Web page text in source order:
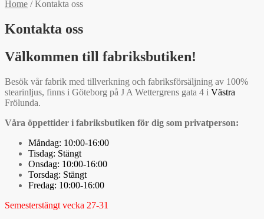
Home /Kontakta oss
Kontakta oss
Välkommen till fabriksbutiken!
Besök vår fabrik med tillverkning och fabriksförsäljning av 100%
stearinljus, finns i Göteborg på J A Wettergrens gata 4 i Västra
Frölunda.
Våra öppettider i fabriksbutiken för dig som privatperson:
Måndag: 10:00-16:00
Tisdag: Stängt
Onsdag: 10:00-16:00
Torsdag: Stängt
Fredag: 10:00-16:00
Semesterstängt vecka 27-31